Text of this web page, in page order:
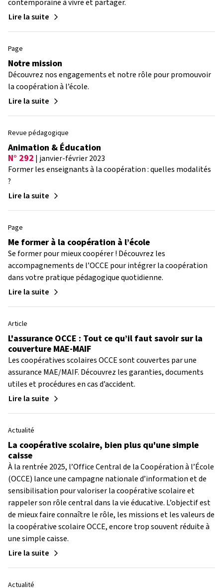
contemporaine à vivre et partager.
Lire la suite
Page
Notre mission
Découvrez nos engagements et notre rôle pour promouvoir
la coopération à l’école.
Lire la suite
Revue pédagogique
Animation & Éducation
N° 292 | janvier-février 2023
Former les enseignants à la coopération : quelles modalités
?
Lire la suite
Page
Me former à la coopération à l’école
Se former pour mieux coopérer ! Découvrez les
accompagnements de l’OCCE pour intégrer la coopération
dans votre pratique pédagogique quotidienne.
Lire la suite
Article
L'assurance OCCE : Tout ce qu’il faut savoir sur la
couverture MAE-MAIF
Les coopératives scolaires OCCE sont couvertes par une
assurance MAE/MAIF. Découvrez les garanties, documents
utiles et procédures en cas d’accident.
Lire la suite
Actualité
La coopérative scolaire, bien plus qu'une simple
caisse
À la rentrée 2025, l’Office Central de la Coopération à l’École
(OCCE) lance une campagne nationale d’information et de
sensibilisation pour valoriser la coopérative scolaire et
rappeler son rôle central dans la vie éducative. L’objectif est
de mieux faire connaître le rôle, les missions et les valeurs de
la coopérative scolaire OCCE, encore trop souvent réduite à
une simple caisse.
Lire la suite
Actualité